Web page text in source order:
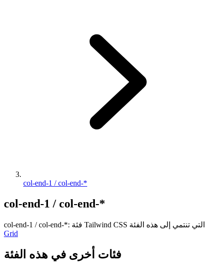
col-end-1 / col-end-*
col-end-1 / col-end-*
col-end-1 / col-end-*:
فئة Tailwind CSS التي تنتمي إلى هذه الفئة
Grid
فئات أخرى في هذه الفئة